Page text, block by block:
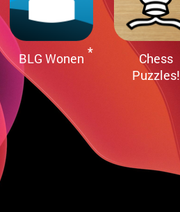
BLG Wonen
Chess
Puzzles!